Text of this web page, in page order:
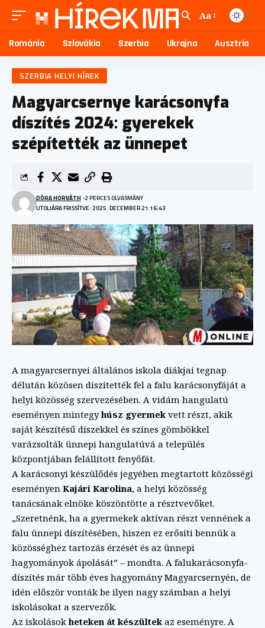
Aa
Románia Szlovákia Szerbia Ukrajna Ausztria
SZERBIA HELYI HÍREK
Magyarcsernye karácsonyfa
díszítés 2024: gyerekek
szépítették az ünnepet
UTOLJÁRA FRISSÍTVE: 2025. DECEMBER 21 16:43
DÓRA HORVÁTH 2 PERCES OLVASMÁNY
A magyarcsernyei általános iskola diákjai tegnap
délután közösen díszítették fel a falu karácsonyfáját a
helyi közösség szervezésében. A vidám hangulatú
eseményen mintegyhúsz gyermekvett részt, akik
saját készítésű díszekkel és színes gömbökkel
varázsolták ünnepi hangulatúvá a település
központjában felállított fenyőfát.
A karácsonyi készülődés jegyében megtartott közösségi
eseményen Kajári Karolina, a helyi közösség
tanácsának elnöke köszöntötte a résztvevőket.
„Szeretnénk, ha a gyermekek aktívan részt vennének a
falu ünnepi díszítésében, hiszen ez erősíti bennük a
közösséghez tartozás érzését és az ünnepi
hagyományok ápolását” – mondta. A falukarácsonyfa-
díszítés már több éves hagyomány Magyarcsernyén, de
idén először vonták be ilyen nagy számban a helyi
iskolásokat a szervezők.
Az iskolásokheteken át készültekaz eseményre. A